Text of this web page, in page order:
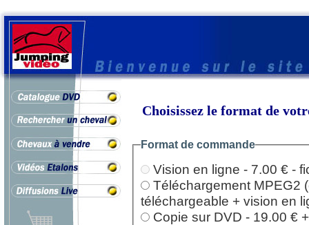
Choisissez le format de
Format de commande
Vision en ligne - 7.00 € -
Téléchargement MPEG2
téléchargeable + vision en
Copie sur DVD - 19.00 €